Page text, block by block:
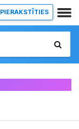
PIERAKSTĪTIES